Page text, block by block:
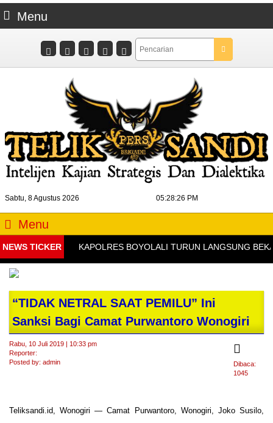
Menu
Sabtu, 8 Agustus 2026 05:28:26 PM
Menu
NEWS TICKER KAPOLRES BOYOLALI TURUN LANGSUNG
“TIDAK NETRAL SAAT PEMILU” Ini
Sanksi Bagi Camat Purwantoro Wonogiri
Rabu, 10 Juli 2019 | 10:33 pm
Reporter:
Posted by: admin
Dibaca:
1045
Teliksandi.id, Wonogiri — Camat Purwantoro, Wonogiri, Joko Susilo,